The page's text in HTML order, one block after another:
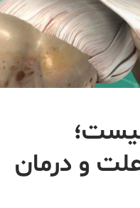
علت و درمان